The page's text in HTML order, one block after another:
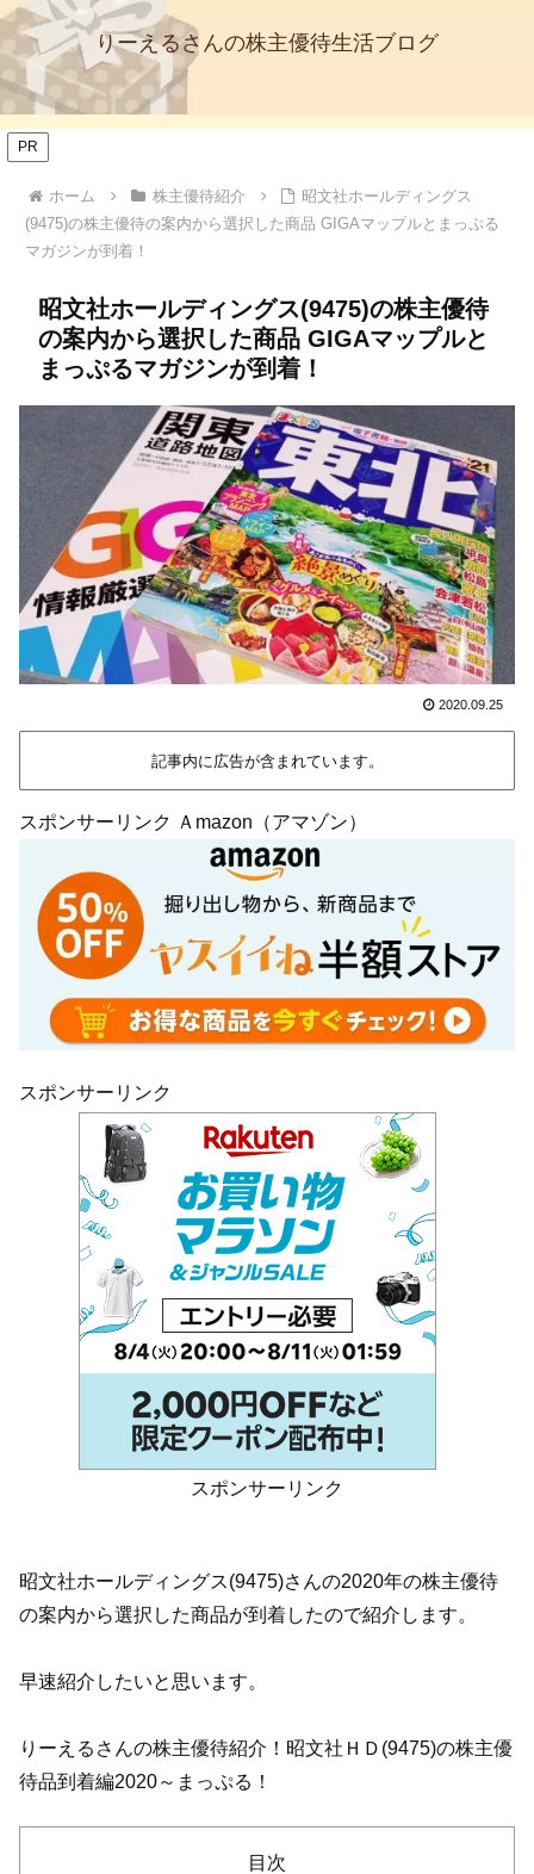
りーえるさんの株主優待生活ブログ
PR
ホーム 株主優待紹介
昭文社ホールディングス
(9475)の株主優待の案内から選択した商品 GIGAマップルとまっぷる
マガジンが到着！
昭文社ホールディングス(9475)の株主優待
の案内から選択した商品 GIGAマップルと
まっぷるマガジンが到着！
2020.09.25
記事内に広告が含まれています。
スポンサーリンク Ａmazon（アマゾン）
スポンサーリンク
スポンサーリンク
昭文社ホールディングス(9475)さんの2020年の株主優待
の案内から選択した商品が到着したので紹介します。
早速紹介したいと思います。
りーえるさんの株主優待紹介！昭文社ＨＤ(9475)の株主優
待品到着編2020～まっぷる！
目次